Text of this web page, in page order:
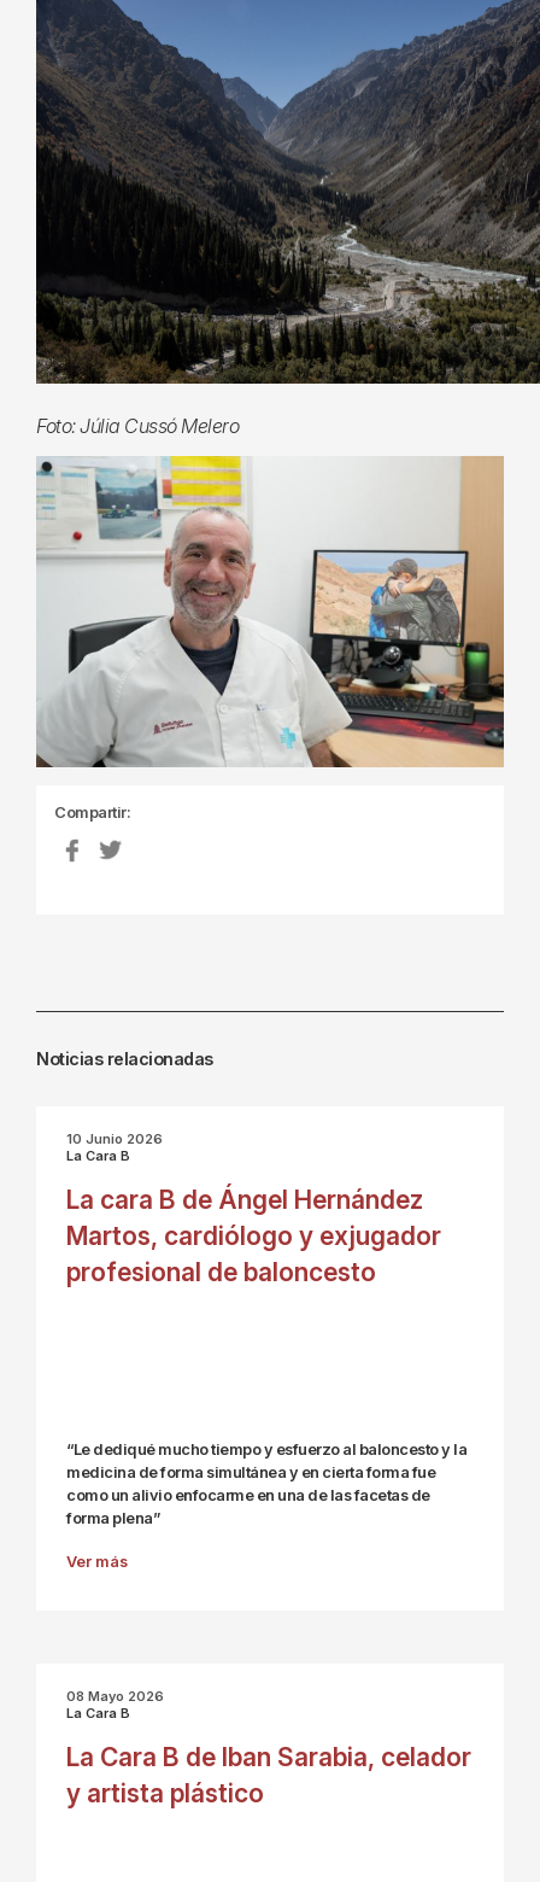
Foto: Júlia Cussó Melero
Compartir:
Noticias relacionadas
10 Junio 2026
La Cara B
La cara B de Ángel Hernández
Martos, cardiólogo y exjugador
profesional de baloncesto
“Le dediqué mucho tiempo y esfuerzo al baloncesto y la
medicina de forma simultánea y en cierta forma fue
como un alivio enfocarme en una de las facetas de
forma plena”
Ver más
08 Mayo 2026
La Cara B
La Cara B de Iban Sarabia, celador
y artista plástico